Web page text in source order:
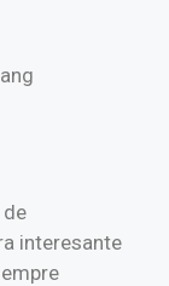
interesante